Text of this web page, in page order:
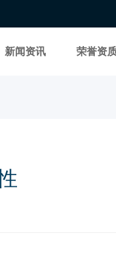
新闻资讯 荣誉资